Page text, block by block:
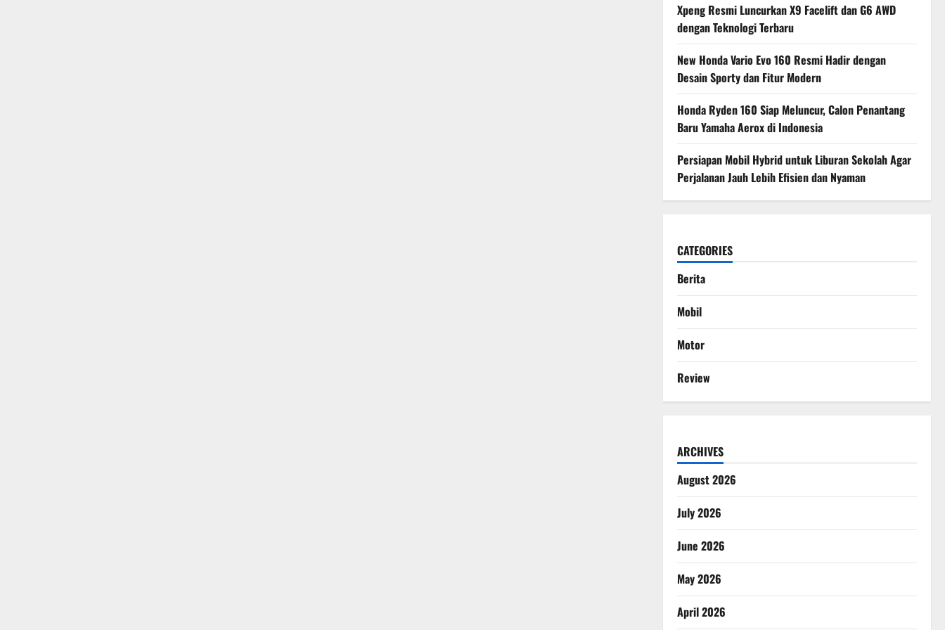
Xpeng Resmi Luncurkan X9 Facelift dan G6 AWD
dengan Teknologi Terbaru
New Honda Vario Evo 160 Resmi Hadir dengan
Desain Sporty dan Fitur Modern
Honda Ryden 160 Siap Meluncur, Calon Penantang
Baru Yamaha Aerox di Indonesia
Persiapan Mobil Hybrid untuk Liburan Sekolah Agar
Perjalanan Jauh Lebih Efisien dan Nyaman
CATEGORIES
Berita
Mobil
Motor
Review
ARCHIVES
August 2026
July 2026
June 2026
May 2026
April 2026